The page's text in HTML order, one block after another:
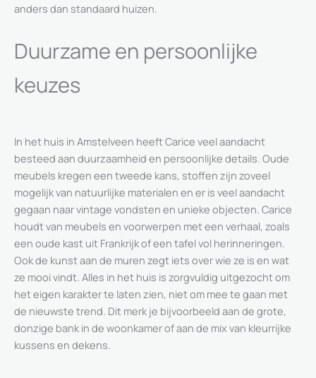
anders dan standaard huizen.
Duurzame en persoonlijke
keuzes
In het huis in Amstelveen heeft Carice veel aandacht
besteed aan duurzaamheid en persoonlijke details. Oude
meubels kregen een tweede kans, stoffen zijn zoveel
mogelijk van natuurlijke materialen en er is veel aandacht
gegaan naar vintage vondsten en unieke objecten. Carice
houdt van meubels en voorwerpen met een verhaal, zoals
een oude kast uit Frankrijk of een tafel vol herinneringen.
Ook de kunst aan de muren zegt iets over wie ze is en wat
ze mooi vindt. Alles in het huis is zorgvuldig uitgezocht om
het eigen karakter te laten zien, niet om mee te gaan met
de nieuwste trend. Dit merk je bijvoorbeeld aan de grote,
donzige bank in de woonkamer of aan de mix van kleurrijke
kussens en dekens.